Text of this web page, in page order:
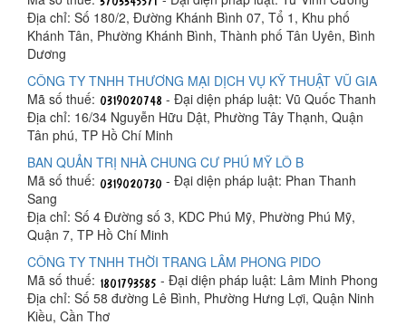
Địa chỉ: Số 180/2, Đường Khánh Bình 07, Tổ 1, Khu phố
Khánh Tân, Phường Khánh Bình, Thành phố Tân Uyên, Bình
Dương
CÔNG TY TNHH THƯƠNG MẠI DỊCH VỤ KỸ THUẬT VŨ GIA
Mã số thuế:
- Đại diện pháp luật: Vũ Quốc Thanh
Địa chỉ: 16/34 Nguyễn Hữu Dật, Phường Tây Thạnh, Quận
Tân phú, TP Hồ Chí Minh
BAN QUẢN TRỊ NHÀ CHUNG CƯ PHÚ MỸ LÔ B
Mã số thuế:
- Đại diện pháp luật: Phan Thanh
Sang
Địa chỉ: Số 4 Đường số 3, KDC Phú Mỹ, Phường Phú Mỹ,
Quận 7, TP Hồ Chí Minh
CÔNG TY TNHH THỜI TRANG LÂM PHONG PIDO
Mã số thuế:
- Đại diện pháp luật: Lâm Minh Phong
Địa chỉ: Số 58 đường Lê Bình, Phường Hưng Lợi, Quận Ninh
Kiều, Cần Thơ